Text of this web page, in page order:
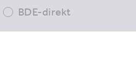
BDE-direkt